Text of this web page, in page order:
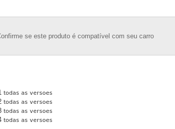
se este produto é compatível com seu carro